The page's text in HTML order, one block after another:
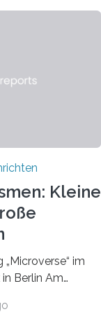
Kleine
im
Berlin Am